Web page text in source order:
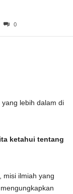
0
ketahui tentang
misi ilmiah yang